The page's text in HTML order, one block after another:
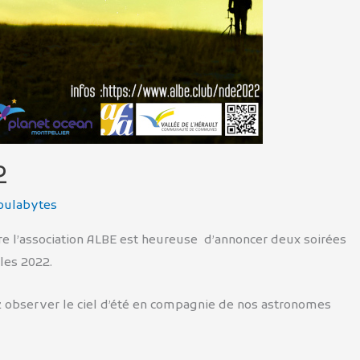
ALBE est heureuse d’annoncer deux soirées
2022.
le ciel d’été en compagnie de nos astronomes